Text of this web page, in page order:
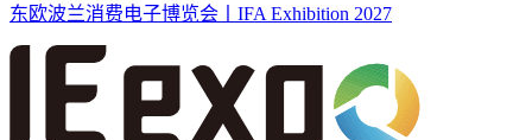
东欧波兰消费电子博览会丨IFA Exhibition 2027